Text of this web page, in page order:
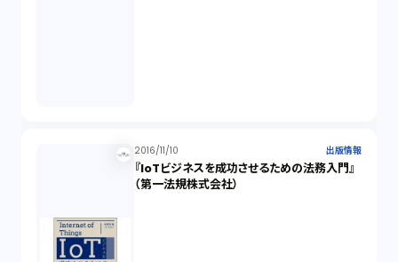
2016/11/10 出版情報
『IoTビジネスを成功させるための法務入門』
（第一法規株式会社）